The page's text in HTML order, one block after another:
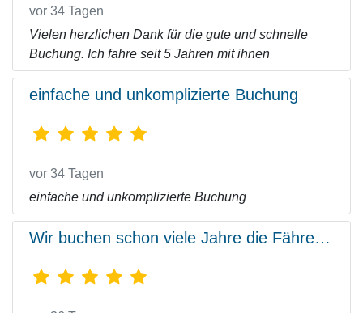
vor 34 Tagen
Vielen herzlichen Dank für die gute und schnelle
Buchung. Ich fahre seit 5 Jahren mit ihnen
einfache und unkomplizierte Buchung
vor 34 Tagen
einfache und unkomplizierte Buchung
Wir buchen schon viele Jahre die Fähre…